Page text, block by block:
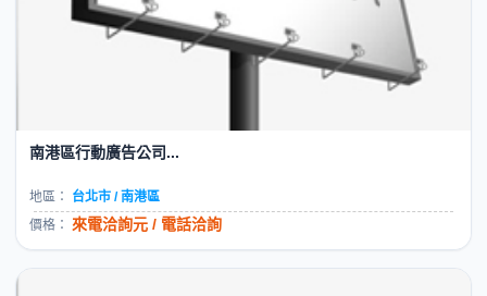
南港區行動廣告公司...
地區：
台北市 / 南港區
價格： 來電洽詢元 / 電話洽詢